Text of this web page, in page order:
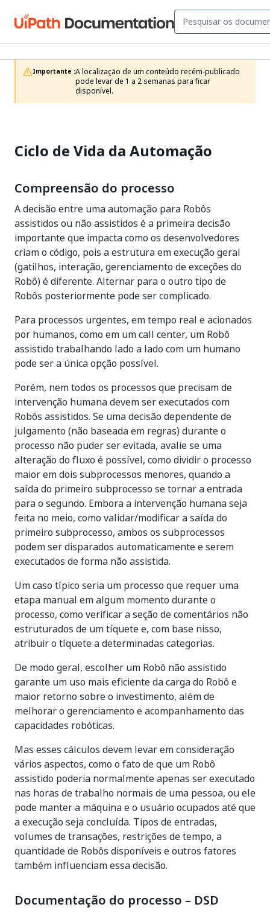
Importante :A localização de um conteúdo recém-publicado
pode levar de 1 a 2 semanas para ficar
disponível.
Ciclo de Vida da Automação
Compreensão do processo
A decisão entre uma automação para Robôs
assistidos ou não assistidos é a primeira decisão
importante que impacta como os desenvolvedores
criam o código, pois a estrutura em execução geral
(gatilhos, interação, gerenciamento de exceções do
Robô) é diferente. Alternar para o outro tipo de
Robôs posteriormente pode ser complicado.
Para processos urgentes, em tempo real e acionados
por humanos, como em um call center, um Robô
assistido trabalhando lado a lado com um humano
pode ser a única opção possível.
Porém, nem todos os processos que precisam de
intervenção humana devem ser executados com
Robôs assistidos. Se uma decisão dependente de
julgamento (não baseada em regras) durante o
processo não puder ser evitada, avalie se uma
alteração do fluxo é possível, como dividir o processo
maior em dois subprocessos menores, quando a
saída do primeiro subprocesso se tornar a entrada
para o segundo. Embora a intervenção humana seja
feita no meio, como validar/modificar a saída do
primeiro subprocesso, ambos os subprocessos
podem ser disparados automaticamente e serem
executados de forma não assistida.
Um caso típico seria um processo que requer uma
etapa manual em algum momento durante o
processo, como verificar a seção de comentários não
estruturados de um tíquete e, com base nisso,
atribuir o tíquete a determinadas categorias.
De modo geral, escolher um Robô não assistido
garante um uso mais eficiente da carga do Robô e
maior retorno sobre o investimento, além de
melhorar o gerenciamento e acompanhamento das
capacidades robóticas.
Mas esses cálculos devem levar em consideração
vários aspectos, como o fato de que um Robô
assistido poderia normalmente apenas ser executado
nas horas de trabalho normais de uma pessoa, ou ele
pode manter a máquina e o usuário ocupados até que
a execução seja concluída. Tipos de entradas,
volumes de transações, restrições de tempo, a
quantidade de Robôs disponíveis e outros fatores
também influenciam essa decisão.
Documentação do processo – DSD